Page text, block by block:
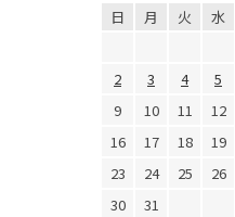
日 月 火 水
2
3 4 5
9
10 11 12
16
17 18 19
23
24 25 26
30
31